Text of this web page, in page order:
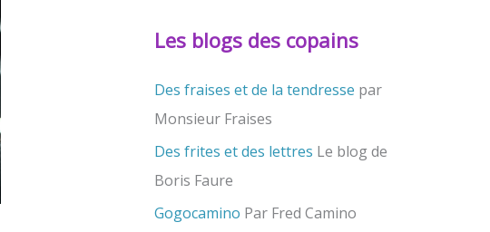
Les blogs des copains
Des fraises et de la tendresse par
Monsieur Fraises
Des frites et des lettres Le blog de
Boris Faure
Gogocamino Par Fred Camino